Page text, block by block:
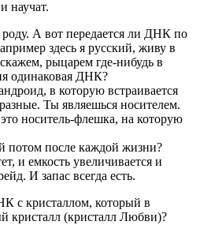
научат.
А вот передается ли ДНК по
здесь я русский, живу в
рыцарем где-нибудь в
одинаковая ДНК?
в которую встраивается
Ты являешься носителем.
носитель-флешка, на которую
потом после каждой жизни?
и емкость увеличивается и
И запас всегда есть.
с кристаллом, который в
кристалл (кристалл Любви)?